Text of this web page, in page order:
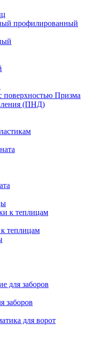
профилированный
поверхностью Призма
(ПНД)
к теплицам
теплицам
для заборов
заборов
для ворот